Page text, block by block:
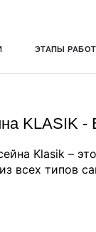
ЭТАПЫ РАБОТ
KLASIK -
Klasik –
всех типов